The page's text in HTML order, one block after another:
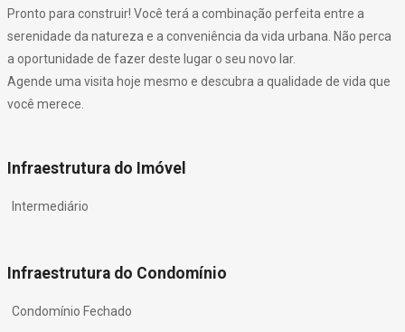
Pronto para construir! Você terá a combinação perfeita entre a
serenidade da natureza e a conveniência da vida urbana. Não perca
a oportunidade de fazer deste lugar o seu novo lar.
Agende uma visita hoje mesmo e descubra a qualidade de vida que
você merece.
Infraestrutura do Imóvel
Intermediário
Infraestrutura do Condomínio
Condomínio Fechado